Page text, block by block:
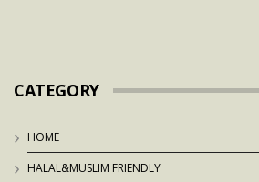
CATEGORY
HOME
HALAL&MUSLIM FRIENDLY